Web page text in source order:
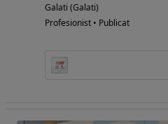
Galati (Galati)
Profesionist • Publicat